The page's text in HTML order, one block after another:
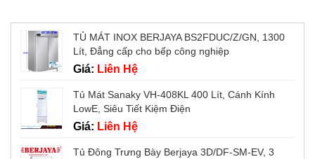
TỦ MÁT INOX BERJAYA BS2FDUC/Z/GN, 1300
Lít, Đẳng cấp cho bếp công nghiệp
Giá: Liên Hệ
Tủ Mát Sanaky VH-408KL 400 Lít, Cánh Kính
LowE, Siêu Tiết Kiệm Điện
Giá: Liên Hệ
Tủ Đông Trưng Bày Berjaya 3D/DF-SM-EV, 3